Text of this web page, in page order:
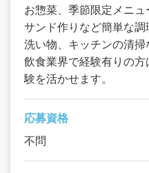
お惣菜、季節限定メニ
サンド作りなど簡単な調
洗い物、キッチンの清掃
飲食業界で経験有りの
験を活かせます。
応募資格
不問